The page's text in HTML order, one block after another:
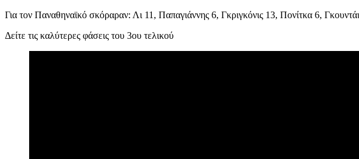
Για τον Παναθηναϊκό σκόραραν: Λι 11, Παπαγιάννης 6, Γκριγκόνις 13, Πονίτκα 6,
Δείτε τις καλύτερες φάσεις του 3ου τελικού